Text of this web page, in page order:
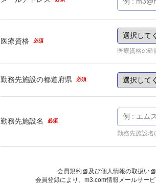
医療資格 必須
医療資格の確
勤務先施設の都道府県 必須
勤務先施設名 必須
勤務先施設名
会員規約 及び個人情報の取扱い
会員登録により、 m3.com情報メールサー